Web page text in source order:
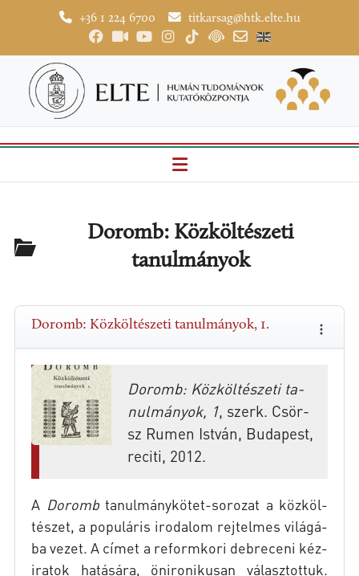
+36 1 224 6700 titkarsag@htk.elte.hu
Doromb: Közköltészeti
tanulmányok
Doromb: Közköltészeti tanulmányok, 1.
Do­romb: Köz­köl­té­sze­ti ta­
nul­má­nyok, 1, szerk. Csör­
sz Ru­men Ist­ván, Bu­da­pest,
re­ci­ti, 2012.
A Do­rombtanulmánykötet-sorozat a köz­köl­
té­szet, a po­pu­lá­ris iro­da­lom rej­tel­mes vi­lá­gá­
ba ve­zet. A cí­met a re­form­ko­ri deb­re­ce­ni kéz­
ira­tok ha­tá­sá­ra, ön­iro­ni­ku­san vá­lasz­tot­tuk.